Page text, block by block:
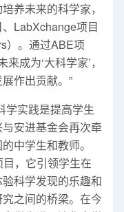
养未来的科学家，
LabXchange项目
）。通过ABE项
成为‘大科学家’，
作出贡献。”
学实践是提高学生
安进基金会再次牵
中学生和教师。
，它引领学生在
科学发现的乐趣和
之间的桥梁。在今